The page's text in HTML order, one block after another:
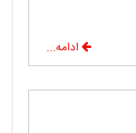
ادامه...